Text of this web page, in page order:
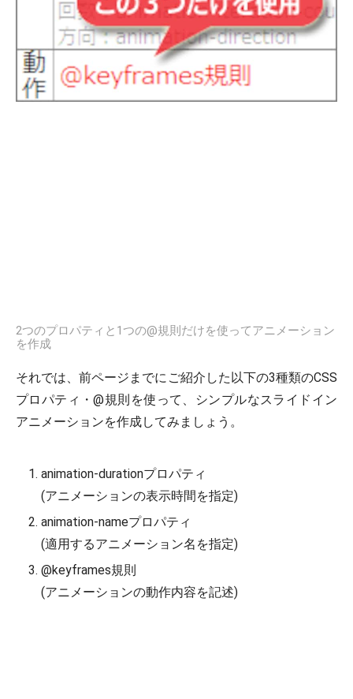
2つのプロパティと1つの@規則だけを使ってアニメーション
を作成
それでは、前ページまでにご紹介した以下の3種類のCSS
プロパティ・@規則を使って、シンプルなスライドイン
アニメーションを作成してみましょう。
animation-durationプロパティ
(アニメーションの表示時間を指定)
animation-nameプロパティ
(適用するアニメーション名を指定)
@keyframes規則
(アニメーションの動作内容を記述)